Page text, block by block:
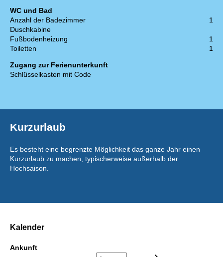
WC und Bad
Anzahl der Badezimmer
1
Duschkabine
Fußbodenheizung
1
Toiletten
1
Zugang zur Ferienunterkunft
Schlüsselkasten mit Code
Kurzurlaub
Es besteht eine begrenzte Möglichkeit das ganze Jahr einen
Kurzurlaub zu machen, typischerweise außerhalb der
Hochsaison.
Kalender
Ankunft